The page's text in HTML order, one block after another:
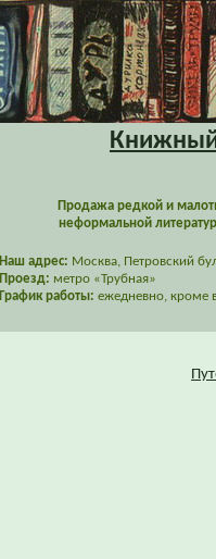
Книжный
Продажа редкой и
неформальной
Наш адрес: Москва, Петровский
Проезд: метро «Трубная»
График работы: ежедневно, кроме